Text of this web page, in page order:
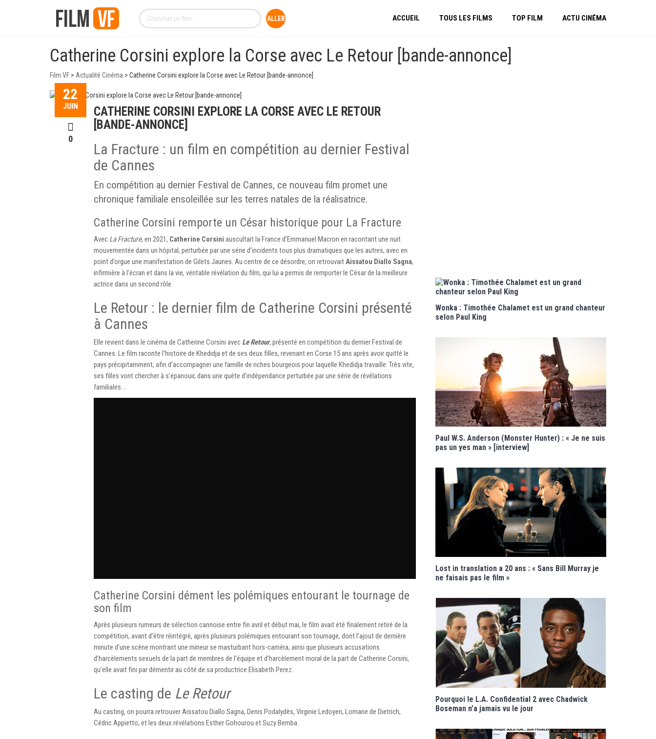
ACCUEIL TOUS LES FILMS TOP FILM ACTU CINÉMA
Catherine Corsini explore la Corse avec Le Retour [bande-annonce]
Film VF > Actualité Cinéma > Catherine Corsini explore la Corse avec Le Retour [bande-annonce]
22
JUIN
0
CATHERINE CORSINI EXPLORE LA CORSE AVEC LE RETOUR
[BANDE-ANNONCE]
La Fracture : un film en compétition au dernier Festival
de Cannes
En compétition au dernier Festival de Cannes, ce nouveau film promet une
chronique familiale ensoleillée sur les terres natales de la réalisatrice.
Catherine Corsini remporte un César historique pour La Fracture
Avec La Fracture, en 2021, Catherine Corsini auscultait la France d’Emmanuel Macron en racontant une nuit
mouvementée dans un hôpital, perturbée par une série d’incidents tous plus dramatiques que les autres, avec en
point d’orgue une manifestation de Gilets Jaunes. Au centre de ce désordre, on retrouvaitAissatou Diallo Sagna,
infirmière à l’écran et dans la vie, véritable révélation du film, qui lui a permis de remporter le César de la meilleure
actrice dans un second rôle.
Le Retour : le dernier film de Catherine Corsini présenté
à Cannes
Elle revient dans le cinéma de Catherine Corsini avec Le Retour, présenté en compétition du dernier Festival de
Cannes. Le film raconte l’histoire de Khedidja et de ses deux filles, revenant en Corse 15 ans après avoir quitté le
pays précipitamment, afin d’accompagner une famille de riches bourgeois pour laquelle Khedidja travaille. Très vite,
ses filles vont chercher à s’épanouir, dans une quête d’indépendance perturbée par une série de révélations
familiales…
Catherine Corsini dément les polémiques entourant le tournage de
son film
Après plusieurs rumeurs de sélection cannoise entre fin avril et début mai, le film avait été finalement retiré de la
compétition, avant d’être réintégré, après plusieurs polémiques entourant son tournage, dont l’ajout de dernière
minute d’une scène montrant une mineur se masturbant hors-caméra, ainsi que plusieurs accusations
d’harcèlements sexuels de la part de membres de l’équipe et d’harcèlement moral de la part de Catherine Corsini,
qu’elle avait fini par démentir au côté de sa productrice Elisabeth Perez.
Le casting de Le Retour
Au casting, on pourra retrouver Aissatou Diallo Sagna, Denis Podalydès, Virginie Ledoyen, Lomane de Dietrich,
Cédric Appietto, et les deux révélations Esther Gohourou et Suzy Bemba.
Wonka : Timothée Chalamet est un grand chanteur
selon Paul King
Paul W.S. Anderson (Monster Hunter) : « Je ne suis
pas un yes man » [interview]
Lost in translation a 20 ans : « Sans Bill Murray je
ne faisais pas le film »
Pourquoi le L.A. Confidential 2 avec Chadwick
Boseman n’a jamais vu le jour